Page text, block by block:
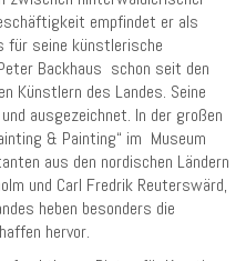
empfindet er als
für seine künstlerische
Backhaus schon seit den
Künstlern des Landes. Seine
ausgezeichnet. In der großen
& Painting“ im Museum
aus den nordischen Ländern
und Carl Fredrik Reuterswärd,
heben besonders die
hervor.